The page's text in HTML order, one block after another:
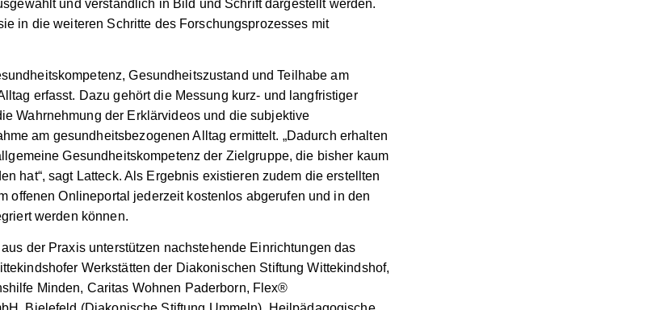
und verständlich in Bild und Schrift dargestellt werden.
in die weiteren Schritte des Forschungsprozesses mit
Gesundheitszustand und Teilhabe am
erfasst. Dazu gehört die Messung kurz- und langfristiger
Wahrnehmung der Erklärvideos und die subjektive
am gesundheitsbezogenen Alltag ermittelt. „Dadurch erhalten
Gesundheitskompetenz der Zielgruppe, die bisher kaum
hat“, sagt Latteck. Als Ergebnis existieren zudem die erstellten
offenen Onlineportal jederzeit kostenlos abgerufen und in den
werden können.
der Praxis unterstützen nachstehende Einrichtungen das
Werkstätten der Diakonischen Stiftung Wittekindshof,
Minden, Caritas Wohnen Paderborn, Flex®